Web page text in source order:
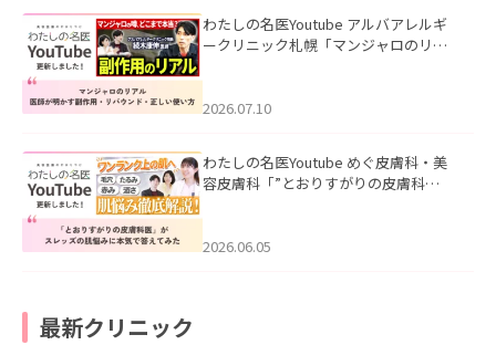
わたしの名医Youtube アルバアレルギ
ークリニック札幌「マンジャロのリア
た。
2026.07.10
わたしの名医Youtube めぐ皮膚科・美
容皮膚科「”とおりすがりの皮膚科
2026.06.05
最新クリニック